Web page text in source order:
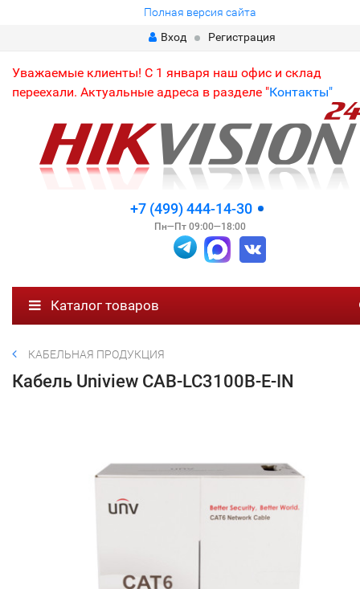
Полная версия сайта
Вход
Регистрация
Уважаемые клиенты! С 1 января наш офис и склад
переехали. Актуальные адреса в разделе "Контакты"
+7 (499) 444-14-30
Пн—Пт 09:00—18:00
Каталог товаров
КАБЕЛЬНАЯ ПРОДУКЦИЯ
Кабель Uniview CAB-LC3100B-E-IN